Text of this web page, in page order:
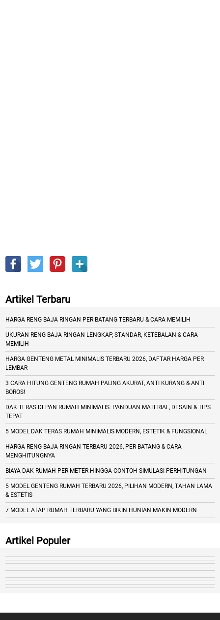
Artikel Terbaru
HARGA RENG BAJA RINGAN PER BATANG TERBARU & CARA MEMILIH
UKURAN RENG BAJA RINGAN LENGKAP, STANDAR, KETEBALAN & CARA
MEMILIH
HARGA GENTENG METAL MINIMALIS TERBARU 2026, DAFTAR HARGA PER
LEMBAR
3 CARA HITUNG GENTENG RUMAH PALING AKURAT, ANTI KURANG & ANTI
BOROS!
DAK TERAS DEPAN RUMAH MINIMALIS: PANDUAN MATERIAL, DESAIN & TIPS
TEPAT
5 MODEL DAK TERAS RUMAH MINIMALIS MODERN, ESTETIK & FUNGSIONAL
HARGA RENG BAJA RINGAN TERBARU 2026, PER BATANG & CARA
MENGHITUNGNYA
BIAYA DAK RUMAH PER METER HINGGA CONTOH SIMULASI PERHITUNGAN
5 MODEL GENTENG RUMAH TERBARU 2026, PILIHAN MODERN, TAHAN LAMA
& ESTETIS
7 MODEL ATAP RUMAH TERBARU YANG BIKIN HUNIAN MAKIN MODERN
Artikel Populer